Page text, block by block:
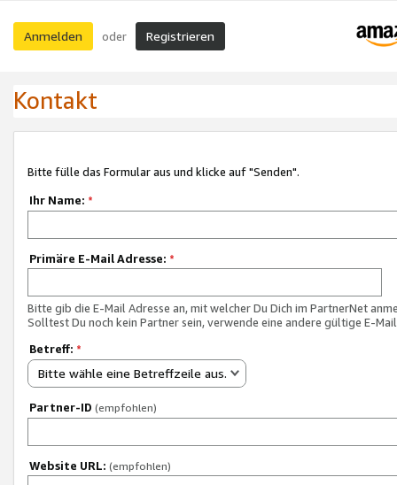
Anmelden oder Registrieren
Kontakt
Bitte fülle das Formular aus und klicke auf "Senden".
Ihr Name: *
Primäre E-Mail Adresse: *
Bitte gib die E-Mail Adresse an, mit welcher Du Dich im PartnerNet
Solltest Du noch kein Partner sein, verwende eine andere gültige E-
Betreff: *
Bitte wähle eine Betreffzeile aus.
Partner-ID (empfohlen)
Website URL: (empfohlen)